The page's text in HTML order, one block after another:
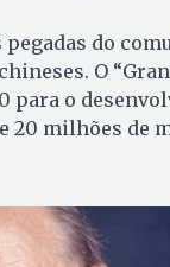
do
O
para o
20 milhões de